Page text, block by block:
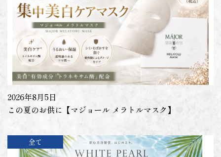
2026年8月5日
この夏のお供に【マジョール メラトルマスク】
全て